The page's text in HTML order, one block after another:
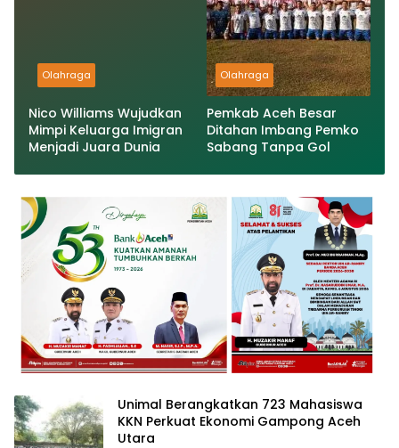
Olahraga
Nico Williams Wujudkan
Mimpi Keluarga Imigran
Menjadi Juara Dunia
Olahraga
Pemkab Aceh Besar
Ditahan Imbang Pemko
Sabang Tanpa Gol
Unimal Berangkatkan 723 Mahasiswa
KKN Perkuat Ekonomi Gampong Aceh
Utara